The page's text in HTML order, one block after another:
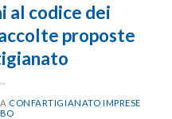
al codice dei
proposte
CONFARTIGIANATO IMPRESE